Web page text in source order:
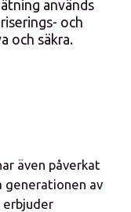
används
och
och säkra.
även påverkat
generationen av
erbjuder